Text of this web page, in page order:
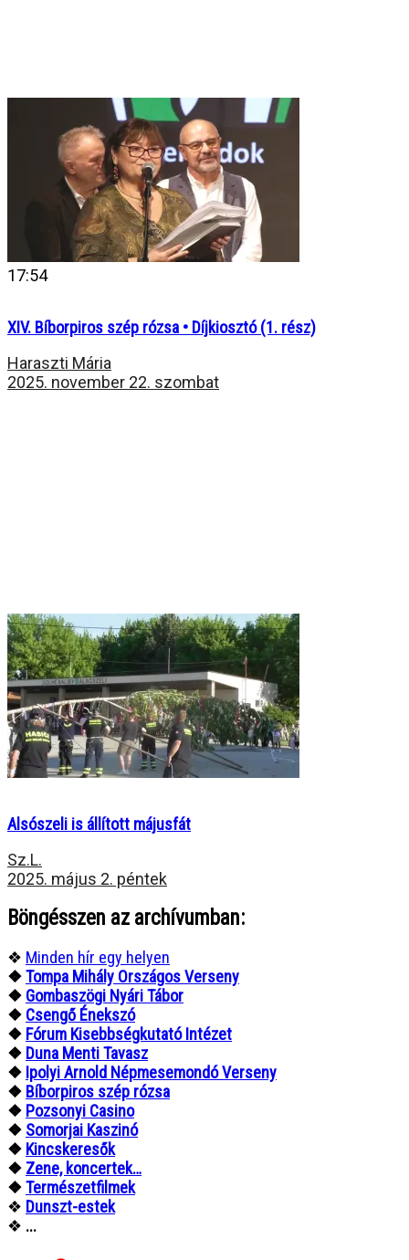
17:54
XIV. Bíborpiros szép rózsa • Díjkiosztó (1. rész)
Haraszti Mária
2025. november 22. szombat
Alsószeli is állított májusfát
Sz.L.
2025. május 2. péntek
Böngésszen az archívumban:
❖ Minden hír egy helyen
❖Tompa Mihály Országos Verseny
❖ Gombaszögi Nyári Tábor
❖ Csengő Énekszó
❖ Fórum Kisebbségkutató Intézet
❖ Duna Menti Tavasz
❖ Ipolyi Arnold Népmesemondó Verseny
❖ Bíborpiros szép rózsa
❖ Pozsonyi Casino
❖ Somorjai Kaszinó
❖ Kincskeresők
❖ Zene, koncertek…
❖Természetfilmek
❖ Dunszt-estek
❖ ...